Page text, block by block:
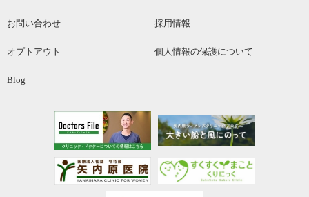
お問い合わせ 採用情報
オプトアウト 個人情報の保護について
Blog